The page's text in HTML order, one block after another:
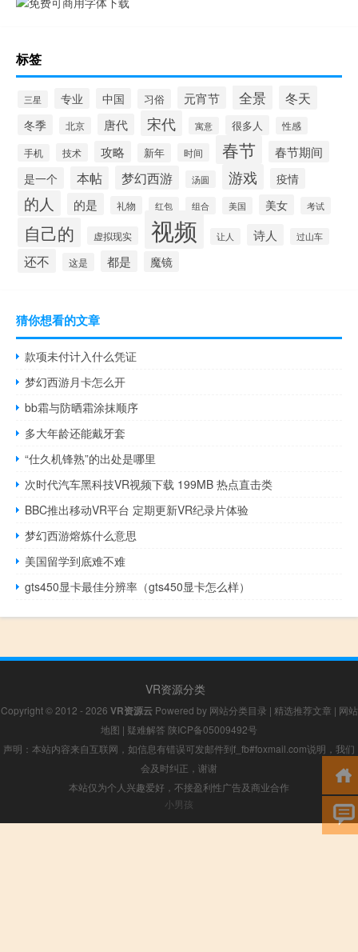
标签
三星 专业 中国 习俗 元宵节 全景 冬天
冬季 北京 唐代 宋代 寓意 很多人 性感
手机 技术 攻略 新年 时间 春节
春节期间
是一个
本帖 梦幻西游 汤圆 游戏 疫情
的人 的是 礼物 红包 组合 美国 美女 考试
自己的 虚拟现实 视频 让人 诗人 过山车
还不 这是 都是 魔镜
猜你想看的文章
款项未付计入什么凭证
梦幻西游月卡怎么开
bb霜与防晒霜涂抹顺序
多大年龄还能戴牙套
“仕久机锋熟”的出处是哪里
次时代汽车黑科技VR视频下载 199MB 热点直击类
BBC推出移动VR平台 定期更新VR纪录片体验
梦幻西游熔炼什么意思
美国留学到底难不难
gts450显卡最佳分辨率（gts450显卡怎么样）
VR资源分类
Copyright © 2012 - 2026 VR资源云Powered by 网站分类目录 | 精选推荐文章 | 网站
地图 | 疑难解答 陕ICP备05009492号
声明：本站内容来自互联网，如信息有错误可发邮件到f_fb#foxmail.com说明，我们
会及时纠正，谢谢
本站仅为个人兴趣爱好，不接盈利性广告及商业合作
小男孩